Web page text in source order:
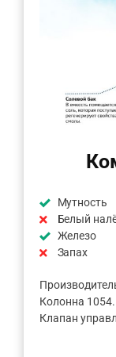
Мутность
Белый
Железо
Запах
Колонна 1054.
Клапан